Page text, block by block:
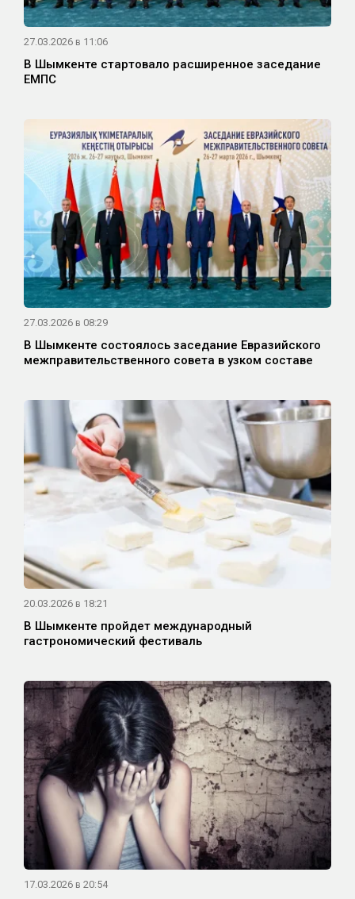
27.03.2026 в 11:06
В Шымкенте стартовало расширенное заседание
ЕМПС
27.03.2026 в 08:29
В Шымкенте состоялось заседание Евразийского
межправительственного совета в узком составе
20.03.2026 в 18:21
В Шымкенте пройдет международный
гастрономический фестиваль
17.03.2026 в 20:54